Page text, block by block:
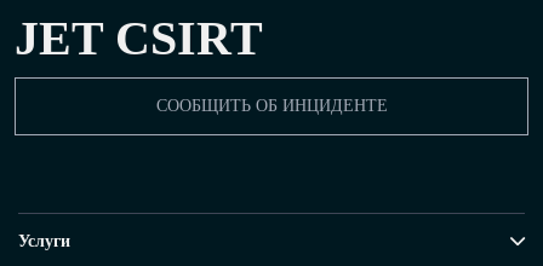
JET CSIRT
СООБЩИТЬ ОБ ИНЦИДЕНТЕ
Услуги